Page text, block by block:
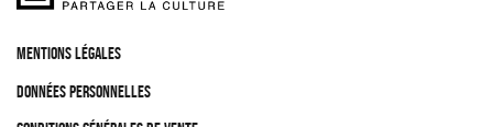
MENTIONS LÉGALES
DONNÉES PERSONNELLES